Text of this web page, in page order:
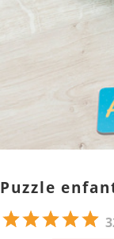
Puzzle